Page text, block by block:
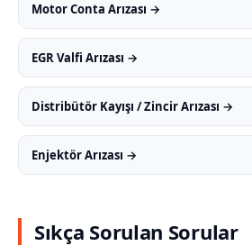
Motor Conta Arızası →
EGR Valfi Arızası →
Distribütör Kayışı / Zincir Arızası →
Enjektör Arızası →
Sıkça Sorulan Sorular